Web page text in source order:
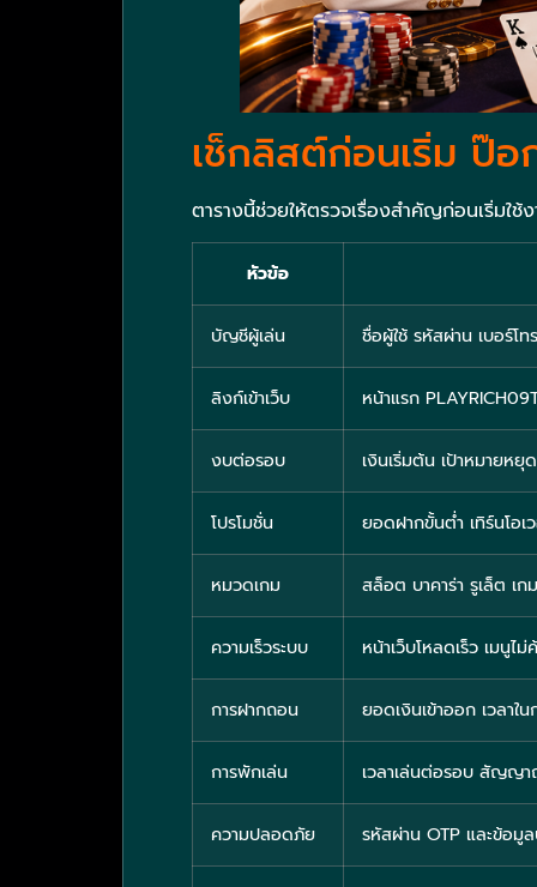
เช็กลิสต์ก่อนเริ่ม ป๊อ
ตารางนี้ช่วยให้ตรวจเรื่องสำคัญก่อนเริ่มใ
หัวข้อ
บัญชีผู้เล่น ชื่อผู้ใช้ รหัสผ่าน เบอร์โ
ลิงก์เข้าเว็บ หน้าแรก
งบต่อรอบ เงินเริ่มต้น เป้าหมายห
โปรโมชั่น ยอดฝากขั้นต่ำ เทิร์นโอ
หมวดเกม สล็อต บาคาร่า รูเล็ต เก
ความเร็วระบบ หน้าเว็บโหลดเร็ว เมนูไ
การฝากถอน ยอดเงินเข้าออก เวลาใ
การพักเล่น เวลาเล่นต่อรอบ สัญญา
ความปลอดภัย รหัสผ่าน OTP และข้อมู